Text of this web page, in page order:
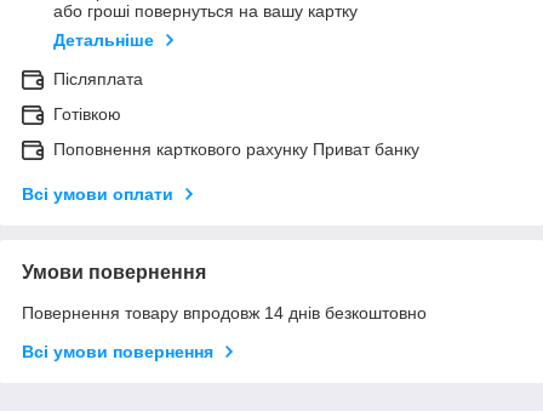
або гроші повернуться на вашу картку
Детальніше
Післяплата
Готівкою
Поповнення карткового рахунку Приват банку
Всі умови оплати
Умови повернення
Повернення товару впродовж 14 днів безкоштовно
Всі умови повернення